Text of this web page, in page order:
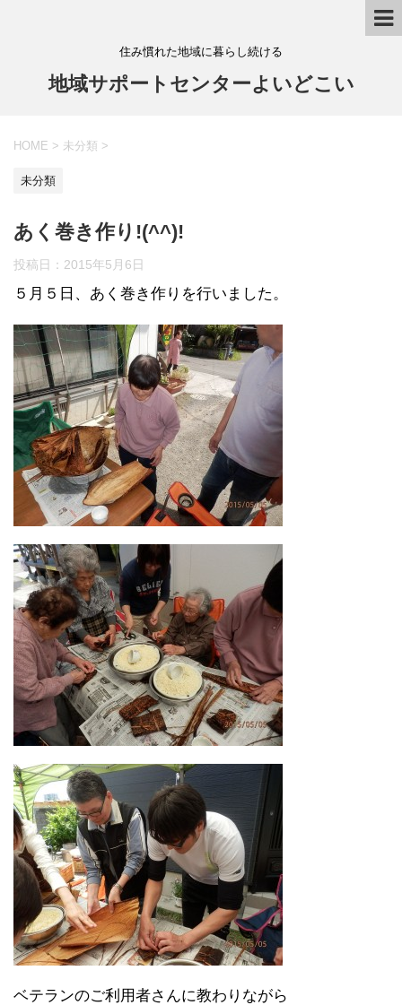
住み慣れた地域に暮らし続ける
地域サポートセンターよいどこい
HOME > 未分類 >
未分類
あく巻き作り!(^^)!
投稿日： 2015年5月6日
５月５日、あく巻き作りを行いました。
ベテランのご利用者さんに教わりながら